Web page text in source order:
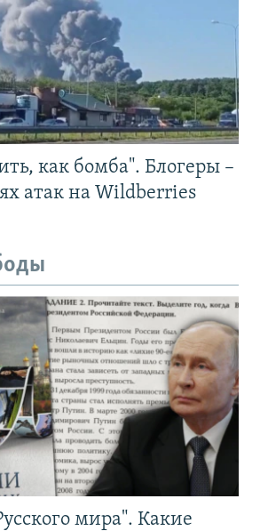
как бомба". Блогеры –
атак на Wildberries
мира". Какие